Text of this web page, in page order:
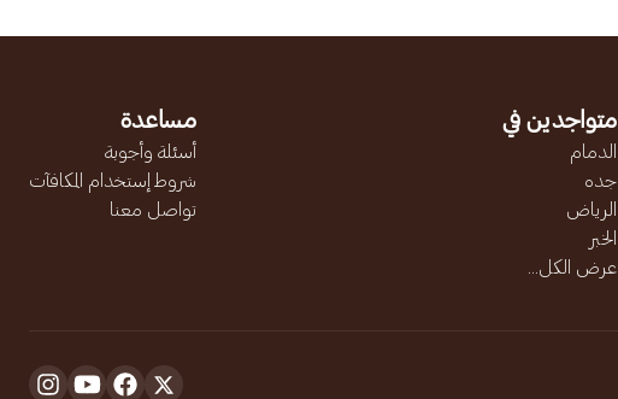
متواجدين في
الدمام
جده
الرياض
الخبر
عرض الكل...
مساعدة
أسئلة وأجوبة
شروط إستخدام المكافآت
تواصل معنا